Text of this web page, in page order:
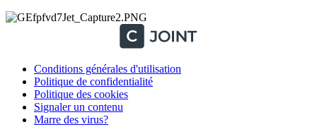
Conditions générales d'utilisation
Politique de confidentialité
Politique des cookies
Signaler un contenu
Marre des virus?